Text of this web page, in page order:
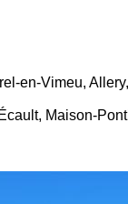
en-Vimeu,
Maison-